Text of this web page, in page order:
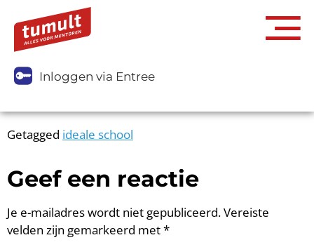
Inloggen via Entree
Getagged ideale school
Geef een reactie
Je e-mailadres wordt niet gepubliceerd.Vereiste
velden zijn gemarkeerd met*